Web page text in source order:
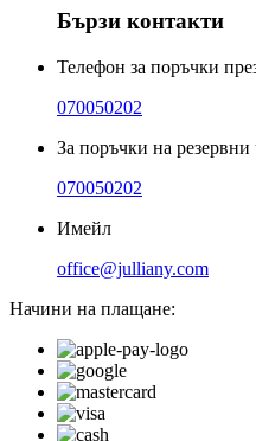
Бързи контакти
Телефон за поръчки
070050202
За поръчки на
070050202
Имейл
office@julliany.com
Начини на плащане: